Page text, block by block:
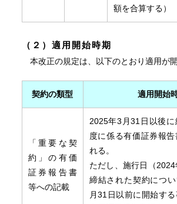
額を合算する）
（２）適用開始時期
本改正の規定は、以下のとおり適用が開
契約の類型 適用開始
「重要な契
約」の有価
証券報告書
等への記載
2025年3月31日以後
度に係る有価証券報
れる。
ただし、施行日（
締結された契約につ
月31日以前に開始す